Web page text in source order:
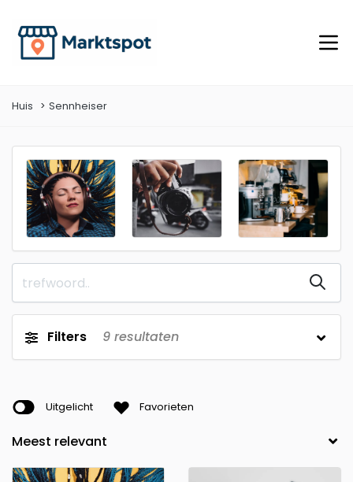
Huis Sennheiser
Filters 9 resultaten
Uitgelicht Favorieten